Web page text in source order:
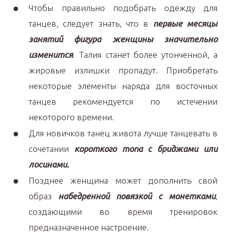
Чтобы правильно подобрать одежду для
танцев, следует знать, что в первые месяцы
занятий фигура женщины значительно
изменится. Талия станет более утонченной, а
жировые излишки пропадут. Приобретать
некоторые элементы наряда для восточных
танцев рекомендуется по истечении
некоторого времени.
Для новичков танец живота лучше танцевать в
сочетании короткого топа с бриджами или
лосинами.
Позднее женщина может дополнить свой
образ набедренной повязкой с монетками,
создающими во время тренировок
предназначенное настроение.